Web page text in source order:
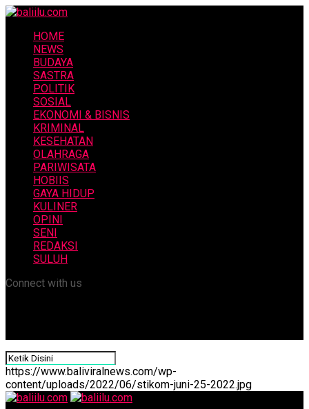
HOME
NEWS
BUDAYA
SASTRA
POLITIK
SOSIAL
EKONOMI & BISNIS
KRIMINAL
KESEHATAN
OLAHRAGA
PARIWISATA
HOBIIS
GAYA HIDUP
KULINER
OPINI
SENI
REDAKSI
SULUH
Connect with us
https://www.baliviralnews.com/wp-
content/uploads/2022/06/stikom-juni-25-2022.jpg